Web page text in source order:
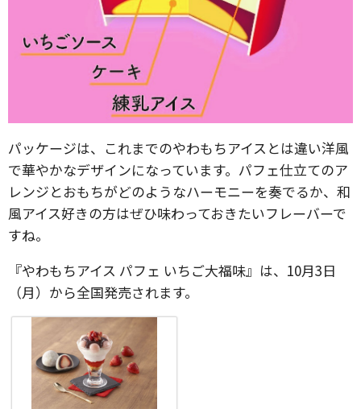
パッケージは、これまでのやわもちアイスとは違い洋風
で華やかなデザインになっています。パフェ仕立てのア
レンジとおもちがどのようなハーモニーを奏でるか、和
風アイス好きの方はぜひ味わっておきたいフレーバーで
すね。
『やわもちアイス パフェ いちご大福味』は、10月3日
（月）から全国発売されます。